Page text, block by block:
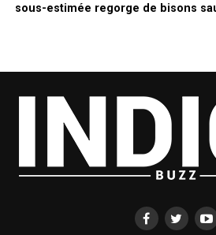
sous-estimée regorge de bisons